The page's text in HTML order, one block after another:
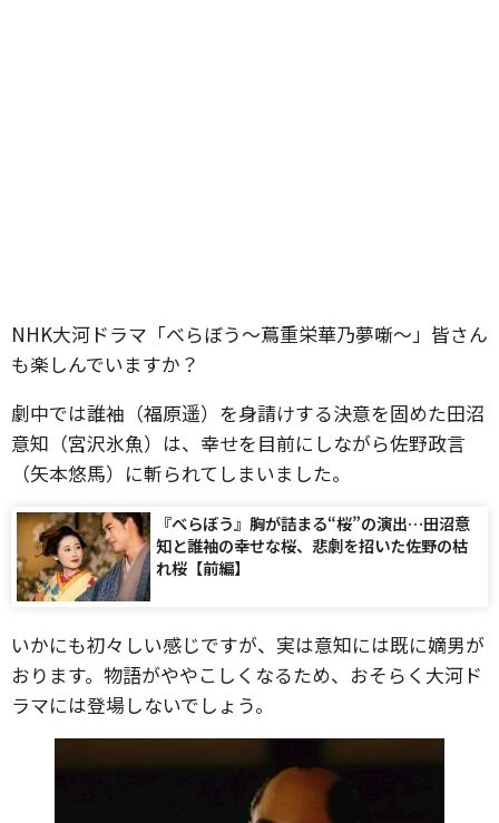
NHK大河ドラマ「べらぼう～蔦重栄華乃夢噺～」皆さん
も楽しんでいますか？
劇中では誰袖（福原遥）を身請けする決意を固めた田沼
意知（宮沢氷魚）は、幸せを目前にしながら佐野政言
（矢本悠馬）に斬られてしまいました。
『べらぼう』胸が詰まる“桜”の演出…田沼意
知と誰袖の幸せな桜、悲劇を招いた佐野の枯
れ桜【前編】
いかにも初々しい感じですが、実は意知には既に嫡男が
おります。物語がややこしくなるため、おそらく大河ド
ラマには登場しないでしょう。